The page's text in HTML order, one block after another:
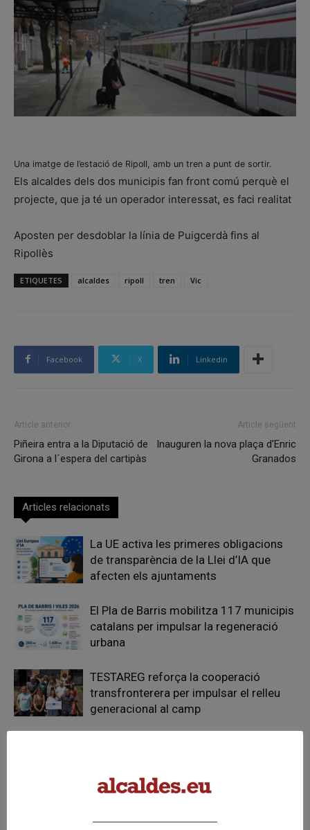
Una imatge de l’estació de Ripoll, amb un tren a punt de sortir.
Els alcaldes dels dos municipis fan front comú perquè el
projecte, que ja té un operador interessat, es faci realitat
Aposten per desdoblar la línia de Puigcerdà fins al
Ripollès
ETIQUETES alcaldes ripoll tren Vic
Facebook X Linkedin
Article anterior
Piñeira entra a la Diputació de
Girona a l´espera del cartipàs
Article següent
Inauguren la nova plaça d’Enric
Granados
Articles relacionats
La UE activa les primeres obligacions
de transparència de la Llei d’IA que
afecten els ajuntaments
El Pla de Barris mobilitza 117 municipis
catalans per impulsar la regeneració
urbana
TESTAREG reforça la cooperació
transfronterera per impulsar el relleu
generacional al camp
FER UN COMENTARI